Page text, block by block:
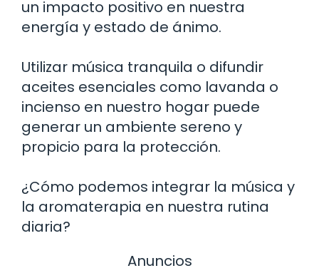
un impacto positivo en nuestra
energía y estado de ánimo.
Utilizar música tranquila o difundir
aceites esenciales como lavanda o
incienso en nuestro hogar puede
generar un ambiente sereno y
propicio para la protección.
¿Cómo podemos integrar la música y
la aromaterapia en nuestra rutina
diaria?
Anuncios